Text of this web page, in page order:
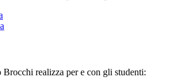
realizza per e con gli studenti: